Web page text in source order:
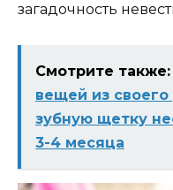
загадочность
Смотрите также:
вещей из
зубную щетку
3-4 месяца